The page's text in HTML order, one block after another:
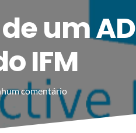
um AD
IFM
comentário